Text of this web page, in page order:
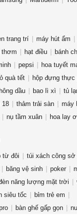
trang trí máy hút ẩm
thơm hạt điều
bánh
pepsi hoa tuyết
quà tết
hộp đựng thực
dầu bao lì xì tủ
18 thảm trải sàn
máy
nụ tầm xuân hoa lay
từ đôi
túi xách công sở
băng vệ sinh poker
năng lượng mặt trời
siêu tốc
bỉm trẻ em
bàn ghế gấp gọn